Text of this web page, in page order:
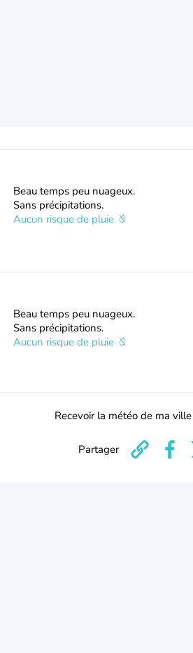
Beau temps peu nuageux.
Sans précipitations.
Aucun risque de pluie
Beau temps peu nuageux.
Sans précipitations.
Aucun risque de pluie
Recevoir la météo de ma ville
Partager